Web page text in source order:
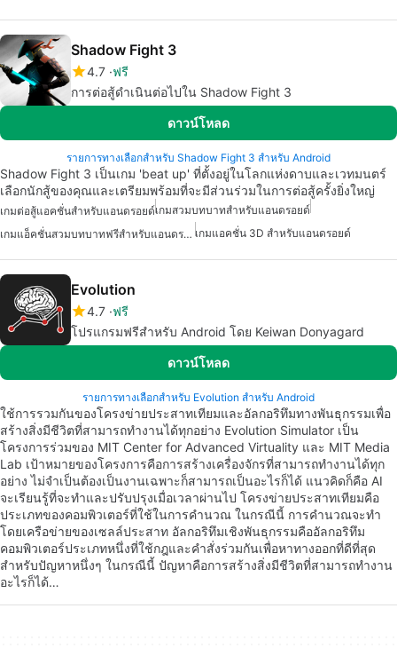
Shadow Fight 3
4.7 ฟรี
การต่อสู้ดำเนินต่อไปใน Shadow Fight 3
ดาวน์โหลด
รายการทางเลือกสำหรับ Shadow Fight 3 สำหรับ Android
Shadow Fight 3 เป็นเกม 'beat up' ที่ตั้งอยู่ในโลกแห่งดาบและเวทมนตร์
เลือกนักสู้ของคุณและเตรียมพร้อมที่จะมีส่วนร่วมในการต่อสู้ครั้งยิ่งใหญ่
เกมต่อสู้แอคชั่นสำหรับแอนดรอยด์เกมสวมบทบาทสำหรับแอนดรอยด์
เกมแอ็คชั่นสวมบทบาทฟรีสำหรับแอนดรอยด์ เกมแอคชั่น 3D สำหรับแอนดรอยด์
Evolution
4.7 ฟรี
โปรแกรมฟรีสำหรับ Android โดย Keiwan Donyagard
ดาวน์โหลด
รายการทางเลือกสำหรับ Evolution สำหรับ Android
ใช้การรวมกันของโครงข่ายประสาทเทียมและอัลกอริทึมทางพันธุกรรมเพื่อ
สร้างสิ่งมีชีวิตที่สามารถทำงานได้ทุกอย่าง Evolution Simulator เป็น
โครงการร่วมของ MIT Center for Advanced Virtuality และ MIT Media
Lab เป้าหมายของโครงการคือการสร้างเครื่องจักรที่สามารถทำงานได้ทุก
อย่าง ไม่จำเป็นต้องเป็นงานเฉพาะก็สามารถเป็นอะไรก็ได้ แนวคิดก็คือ AI
จะเรียนรู้ที่จะทำและปรับปรุงเมื่อเวลาผ่านไป โครงข่ายประสาทเทียมคือ
ประเภทของคอมพิวเตอร์ที่ใช้ในการคำนวณ ในกรณีนี้ การคำนวณจะทำ
โดยเครือข่ายของเซลล์ประสาท อัลกอริทึมเชิงพันธุกรรมคืออัลกอริทึม
คอมพิวเตอร์ประเภทหนึ่งที่ใช้กฎและคำสั่งร่วมกันเพื่อหาทางออกที่ดีที่สุด
สำหรับปัญหาหนึ่งๆ ในกรณีนี้ ปัญหาคือการสร้างสิ่งมีชีวิตที่สามารถทำงาน
อะไรก็ได้…